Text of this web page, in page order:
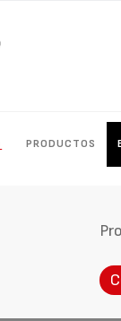
PRODUCTOS